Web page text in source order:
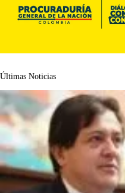
Últimas Noticias